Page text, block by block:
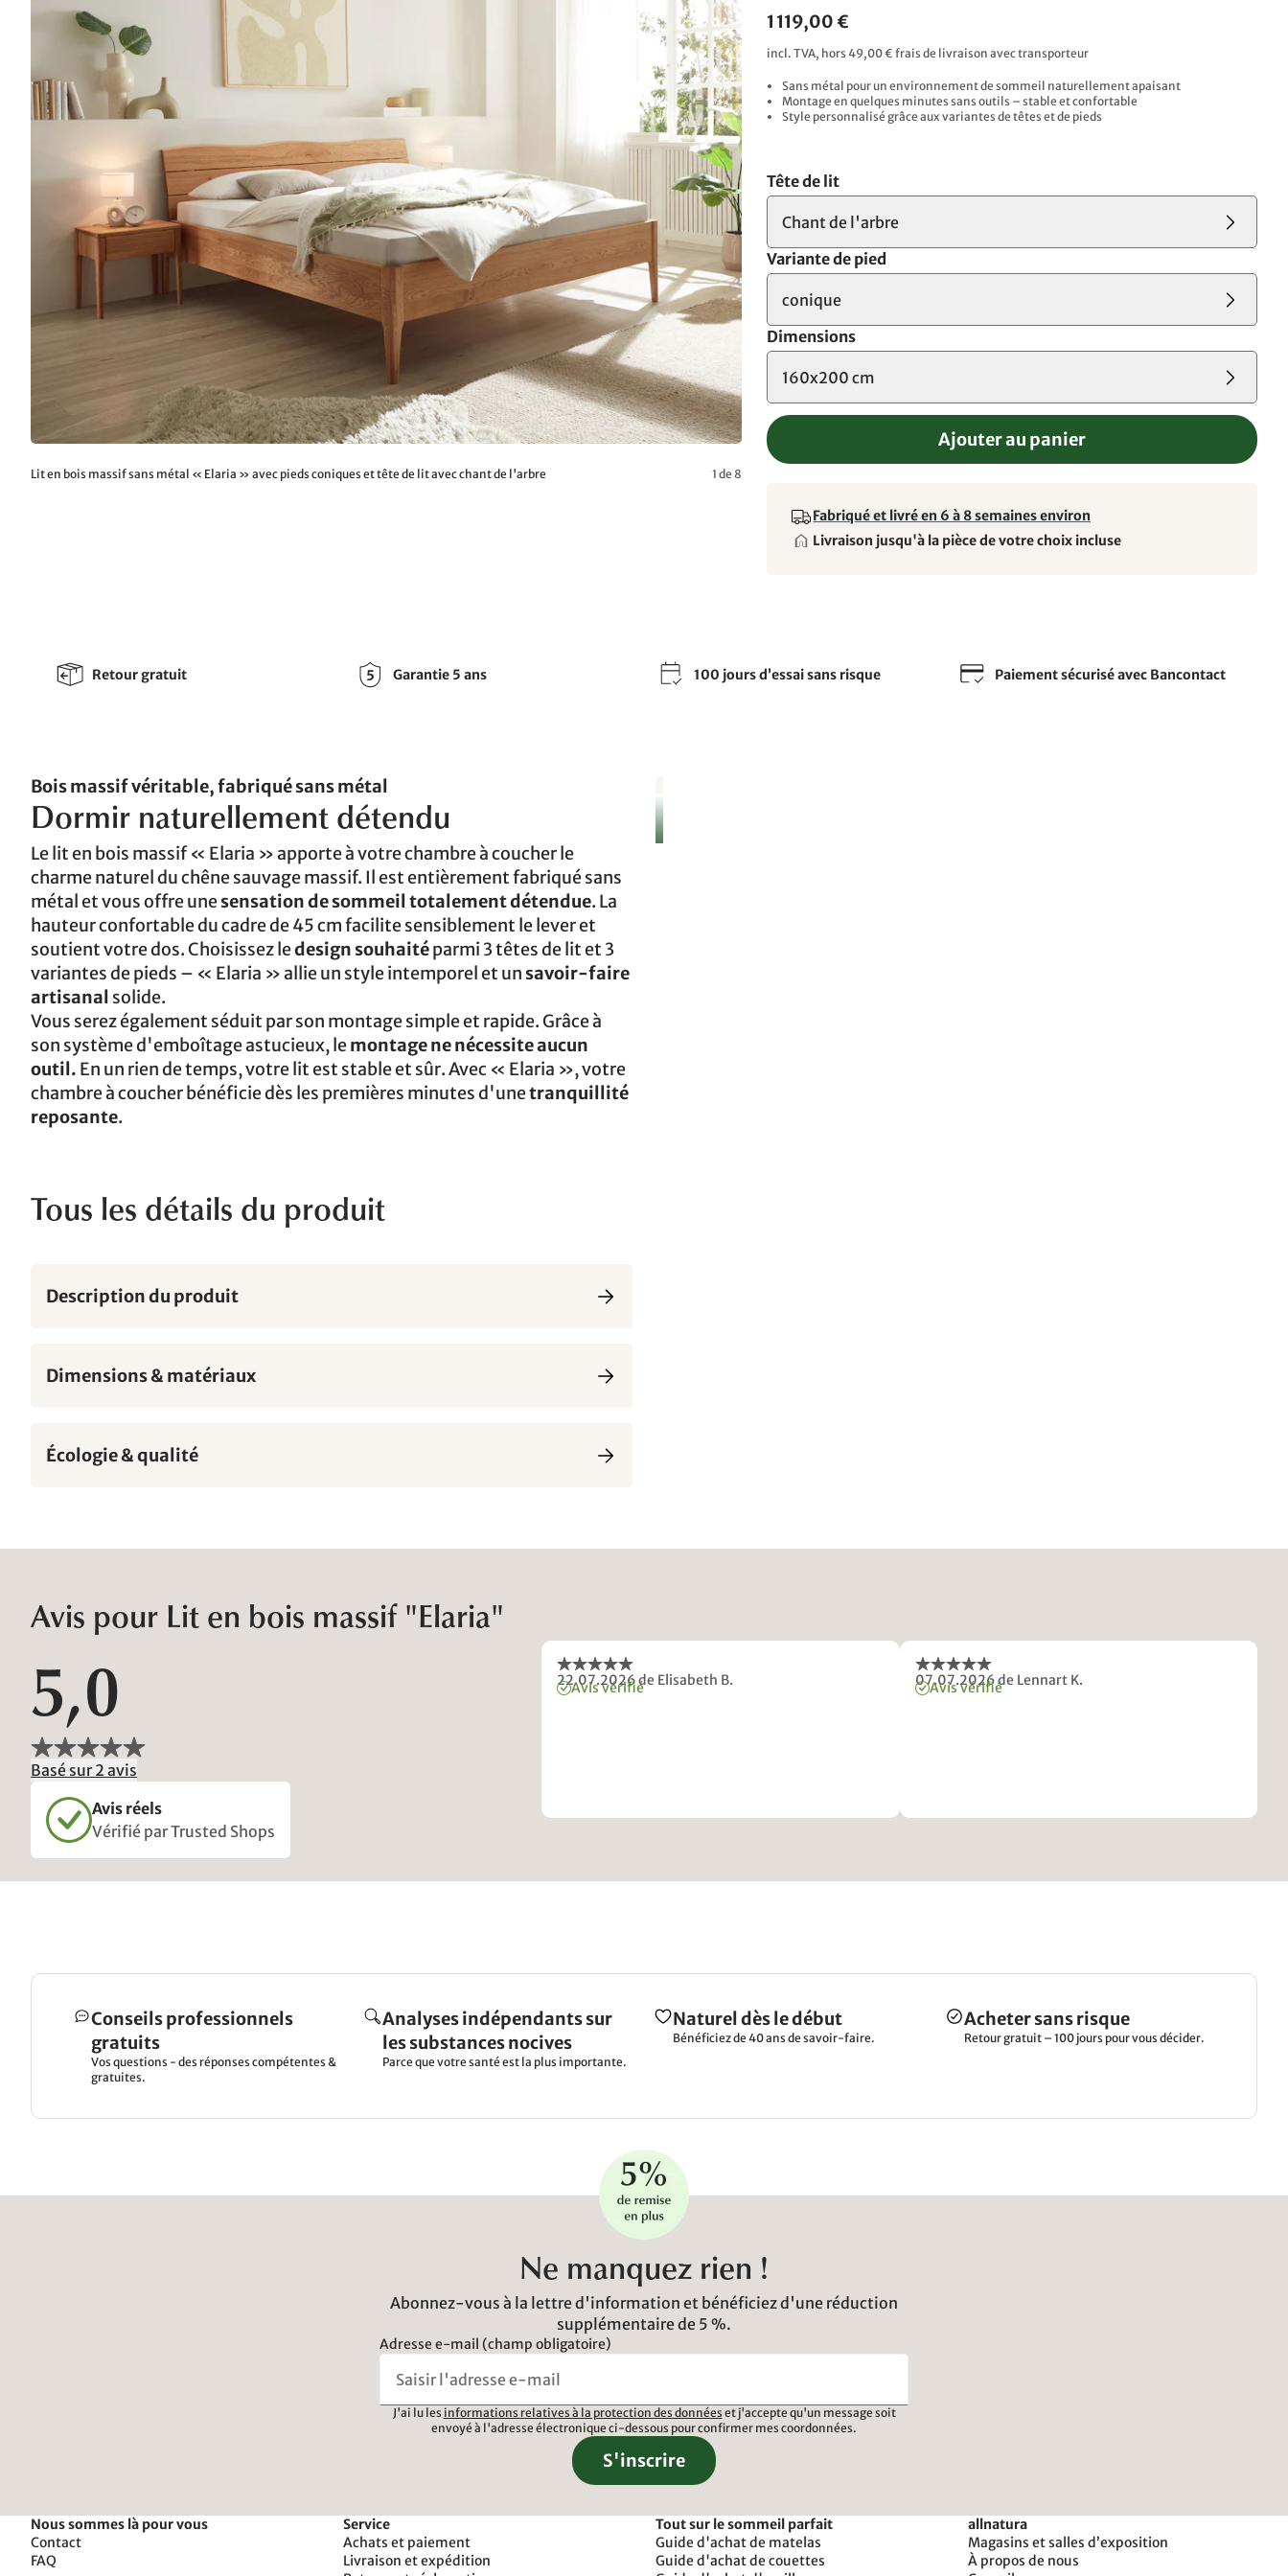
Lit en bois massif sans métal « Elaria » avec pieds coniques et tête de lit avec chant de l'arbre 1 de 8
1 119,00 €
incl. TVA, hors 49,00 € frais de livraison avec transporteur
Sans métal pour un environnement de sommeil naturellement apaisant
Montage en quelques minutes sans outils – stable et confortable
Style personnalisé grâce aux variantes de têtes et de pieds
Tête de lit
Chant de l'arbre
Variante de pied
conique
Dimensions
160x200 cm
Ajouter au panier
Fabriqué et livré en 6 à 8 semaines environ
Livraison jusqu'à la pièce de votre choix incluse
Retour gratuit Garantie 5 ans 100 jours d’essai sans risque Paiement sécurisé avec Bancontact
Bois massif véritable, fabriqué sans métal
Dormir naturellement détendu
Le lit en bois massif « Elaria » apporte à votre chambre à coucher le
charme naturel du chêne sauvage massif. Il est entièrement fabriqué sans
métal et vous offre unesensation de sommeil totalement détendue. La
hauteur confortable du cadre de 45 cm facilite sensiblement le lever et
soutient votre dos. Choisissez ledesign souhaitéparmi 3 têtes de lit et 3
variantes de pieds – « Elaria » allie un style intemporel et un savoir-faire
artisanal solide.
Vous serez également séduit par son montage simple et rapide. Grâce à
son système d'emboîtage astucieux, lemontage ne nécessite aucun
outil. En un rien de temps, votre lit est stable et sûr. Avec « Elaria », votre
chambre à coucher bénéficie dès les premières minutes d'unetranquillité
reposante.
Tous les détails du produit
Description du produit
Dimensions & matériaux
Écologie & qualité
Avis pour Lit en bois massif "Elaria"
5,0
Basé sur 2 avis
Avis réels
Vérifié par Trusted Shops
22.07.2026de Elisabeth B.
Avis vérifié 07.07.2026de Lennart K.
Avis vérifié
Conseils professionnels
gratuits
Vos questions - des réponses compétentes &
gratuites.
Analyses indépendants sur
les substances nocives
Parce que votre santé est la plus importante.
Naturel dès le début
Bénéficiez de 40 ans de savoir-faire.
Acheter sans risque
Retour gratuit – 100 jours pour vous décider.
Ne manquez rien !
Abonnez-vous à la lettre d'information et bénéficiez d'une réduction
supplémentaire de 5 %.
Adresse e-mail (champ obligatoire)
J'ai lu les informations relatives à la protection des données et j'accepte qu'un message soit
envoyé à l'adresse électronique ci-dessous pour confirmer mes coordonnées.
S'inscrire
Nous sommes là pour vous
Contact
FAQ
Service
Achats et paiement
Livraison et expédition
Tout sur le sommeil parfait
Guide d'achat de matelas
Guide d'achat de couettes
allnatura
Magasins et salles d’exposition
À propos de nous